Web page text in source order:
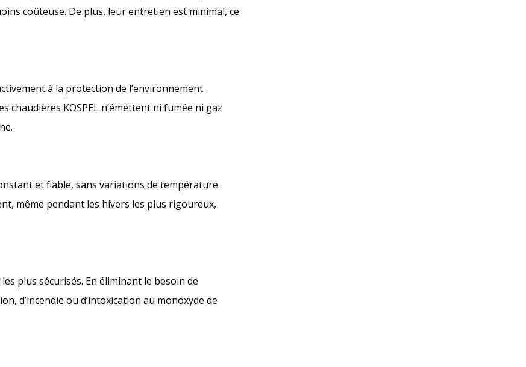
coûteuse. De plus, leur entretien est minimal, ce
à la protection de l’environnement.
KOSPEL n’émettent ni fumée ni gaz
et fiable, sans variations de température.
même pendant les hivers les plus rigoureux,
plus sécurisés. En éliminant le besoin de
d’incendie ou d’intoxication au monoxyde de